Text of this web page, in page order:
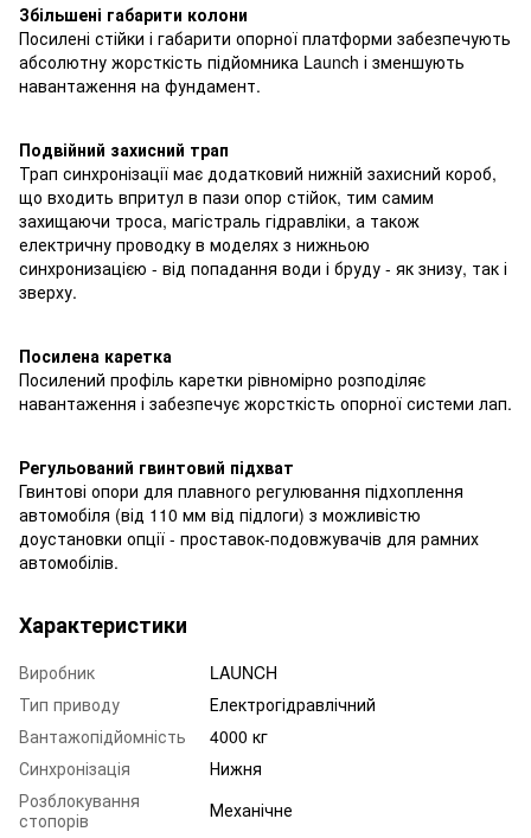
Збільшені габарити колони
Посилені стійки і габарити опорної платформи забезпечують
абсолютну жорсткість підйомника Launch і зменшують
навантаження на фундамент.
Подвійний захисний трап
Трап синхронізації має додатковий нижній захисний короб,
що входить впритул в пази опор стійок, тим самим
захищаючи троса, магістраль гідравліки, а також
електричну проводку в моделях з нижньою
синхронизацією - від попадання води і бруду - як знизу, так і
зверху.
Посилена каретка
Посилений профіль каретки рівномірно розподіляє
навантаження і забезпечує жорсткість опорної системи лап.
Регульований гвинтовий підхват
Гвинтові опори для плавного регулювання підхоплення
автомобіля (від 110 мм від підлоги) з можливістю
доустановки опції - проставок-подовжувачів для рамних
автомобілів.
Характеристики
Виробник
LAUNCH
Тип приводу
Електрогідравлічний
Вантажопідйомність
4000 кг
Синхронізація
Нижня
Розблокування
стопорів
Механічне